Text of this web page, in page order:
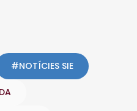
#NOTÍCIES SIE